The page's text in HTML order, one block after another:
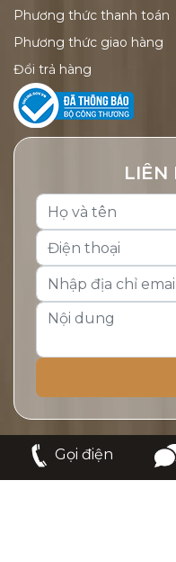
Phương thức thanh toán
Phương thức giao hàng
Đổi trả hàng
LIÊN
Copyright © 2026 -
Gọi điện